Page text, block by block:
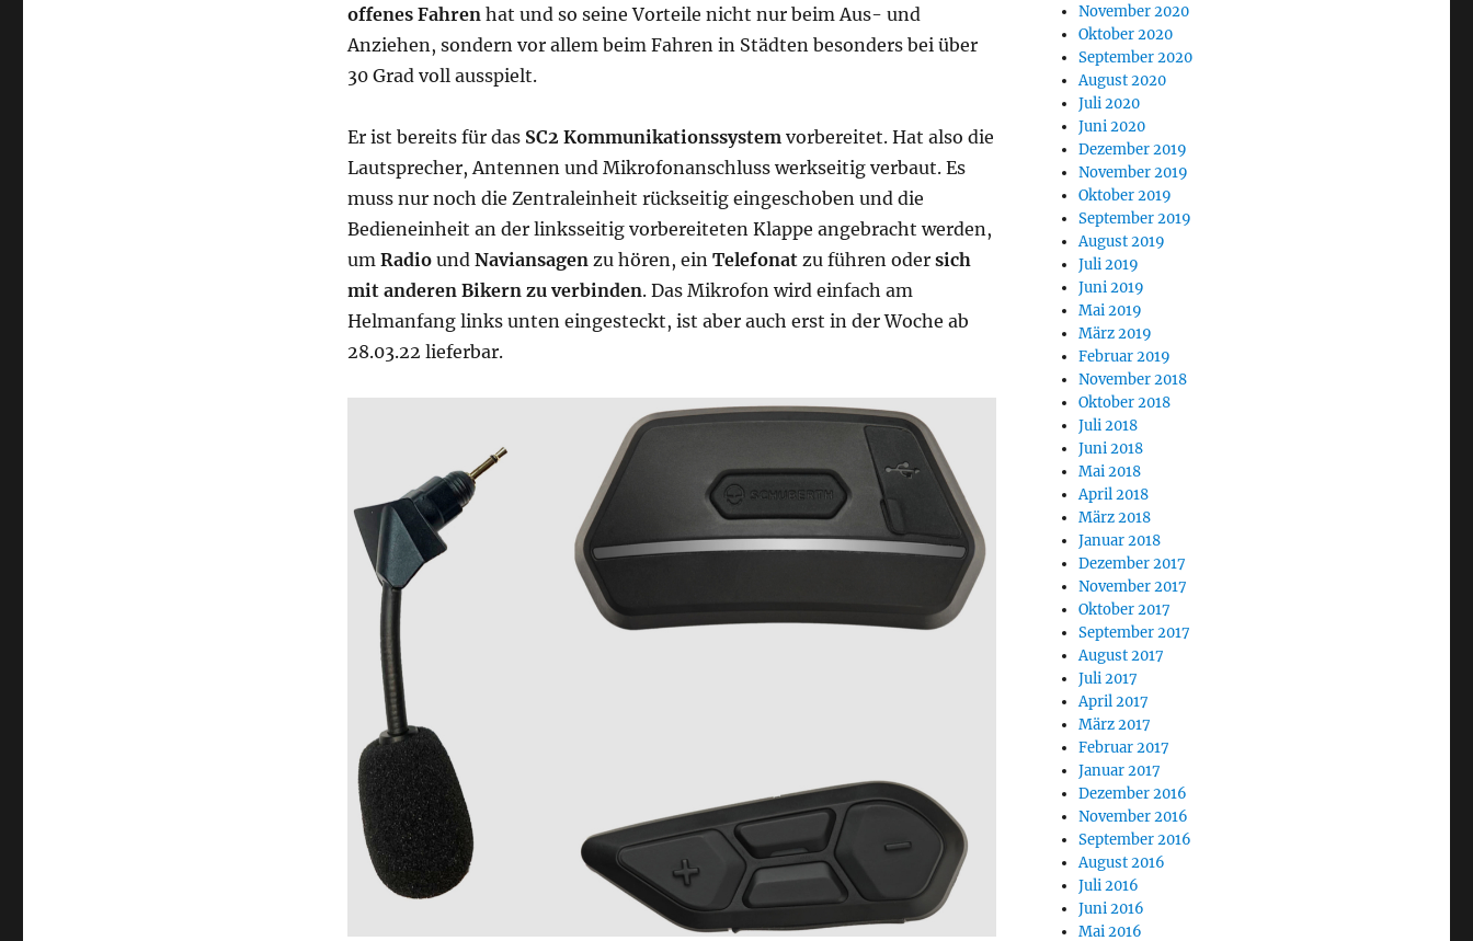
offenes Fahrenhat und so seine Vorteile nicht nur beim Aus- und
Anziehen, sondern vor allem beim Fahren in Städten besonders bei über
30 Grad voll ausspielt.
Er ist bereits für das SC2 Kommunikationssystem vorbereitet. Hat also die
Lautsprecher, Antennen und Mikrofonanschluss werkseitig verbaut. Es
muss nur noch die Zentraleinheit rückseitig eingeschoben und die
Bedieneinheit an der linksseitig vorbereiteten Klappe angebracht werden,
um Radiound Naviansagenzu hören, ein Telefonatzu führen oder sich
mit anderen Bikern zu verbinden. Das Mikrofon wird einfach am
Helmanfang links unten eingesteckt, ist aber auch erst in der Woche ab
28.03.22 lieferbar.
November 2020
Oktober 2020
September 2020
August 2020
Juli 2020
Juni 2020
Dezember 2019
November 2019
Oktober 2019
September 2019
August 2019
Juli 2019
Juni 2019
Mai 2019
März 2019
Februar 2019
November 2018
Oktober 2018
Juli 2018
Juni 2018
Mai 2018
April 2018
März 2018
Januar 2018
Dezember 2017
November 2017
Oktober 2017
September 2017
August 2017
Juli 2017
April 2017
März 2017
Februar 2017
Januar 2017
Dezember 2016
November 2016
September 2016
August 2016
Juli 2016
Juni 2016
Mai 2016